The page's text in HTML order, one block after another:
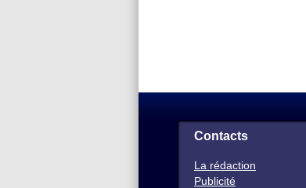
Contacts
La rédaction
Publicité